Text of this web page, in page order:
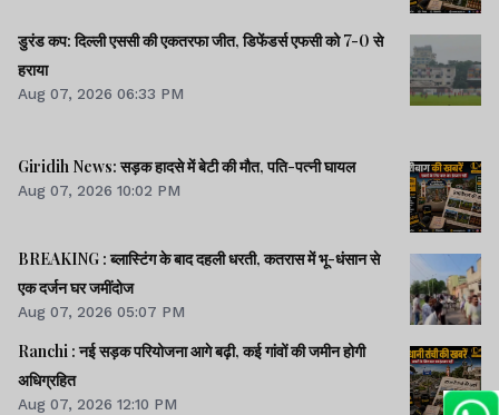
डुरंड कप: दिल्ली एससी की एकतरफा जीत, डिफेंडर्स एफसी को 7-0 से
हराया
Aug 07, 2026 06:33 PM
Giridih News: सड़क हादसे में बेटी की मौत, पति-पत्नी घायल
Aug 07, 2026 10:02 PM
BREAKING : ब्लास्टिंग के बाद दहली धरती, कतरास में भू-धंसान से
एक दर्जन घर जमींदोज
Aug 07, 2026 05:07 PM
Ranchi : नई सड़क परियोजना आगे बढ़ी, कई गांवों की जमीन होगी
अधिग्रहित
Aug 07, 2026 12:10 PM